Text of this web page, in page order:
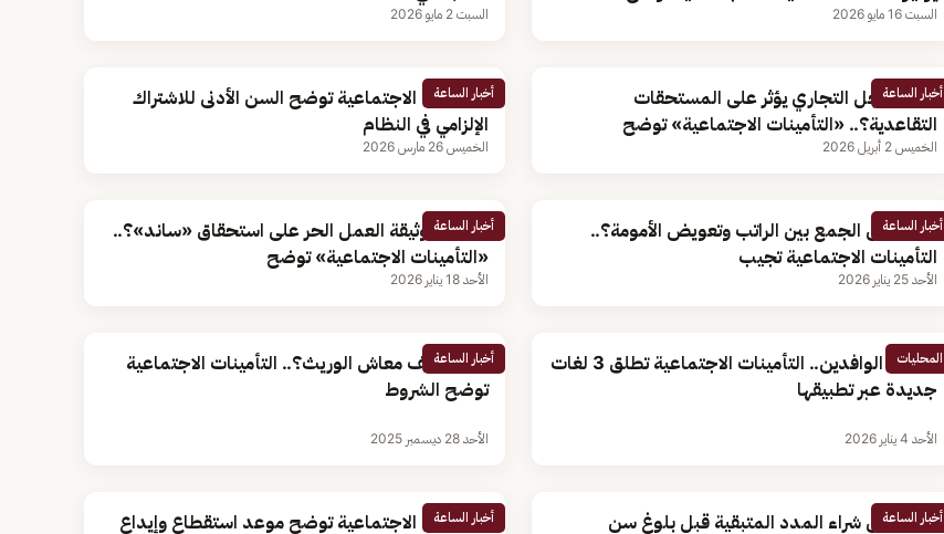
السبت 16 مايو 2026 السبت 2 مايو 2026
أخبار الساعة
هل السجل التجاري يؤثر على المستحقات
التقاعدية؟.. «التأمينات الاجتماعية» توضح
الخميس 2 أبريل 2026
أخبار الساعة
التأمينات الاجتماعية توضح السن الأدنى للاشتراك
الإلزامي في النظام
الخميس 26 مارس 2026
أخبار الساعة
هل يمكن الجمع بين الراتب وتعويض الأمومة؟..
التأمينات الاجتماعية تجيب
الأحد 25 يناير 2026
أخبار الساعة
هل تؤثر وثيقة العمل الحر على استحقاق «ساند»؟..
«التأمينات الاجتماعية» توضح
الأحد 18 يناير 2026
المحليات
لخدمة الوافدين.. التأمينات الاجتماعية تطلق 3 لغات
جديدة عبر تطبيقها
الأحد 4 يناير 2026
أخبار الساعة
متى يتوقف معاش الوريث؟.. التأمينات الاجتماعية
توضح الشروط
الأحد 28 ديسمبر 2025
أخبار الساعة
هل يمكن شراء المدد المتبقية قبل بلوغ سن
أخبار الساعة
التأمينات الاجتماعية توضح موعد استقطاع وإيداع